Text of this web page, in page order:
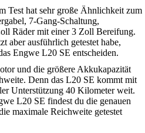
Test hat sehr große Ähnlichkeit zum
7-Gang-Schaltung,
Räder mit einer 3 Zoll Bereifung.
aber ausführlich getestet habe,
Engwe L20 SE entscheiden.
und die größere Akkukapazität
Denn das L20 SE kommt mit
Unterstützung 40 Kilometer weit.
L20 SE findest du die genauen
maximale Reichweite getestet